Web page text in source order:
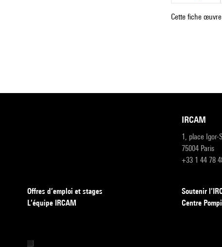
Cette fiche
IRCAM
1, place Igor-
75004 Paris
+33 1 44 78
Offres d’emploi et stages
L’équipe IRCAM
Soutenir
Centre